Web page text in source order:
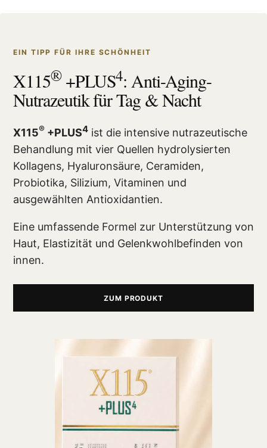
EIN TIPP FÜR IHRE SCHÖNHEIT
X115®+PLUS4: Anti-Aging-
Nutrazeutik für Tag & Nacht
X115® +PLUS4 ist die intensive nutrazeutische
Behandlung mit vier Quellen hydrolysierten
Kollagens, Hyaluronsäure, Ceramiden,
Probiotika, Silizium, Vitaminen und
ausgewählten Antioxidantien.
Eine umfassende Formel zur Unterstützung von
Haut, Elastizität und Gelenkwohlbefinden von
innen.
ZUM PRODUKT